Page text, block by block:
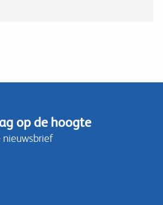
op de hoogte
nieuwsbrief